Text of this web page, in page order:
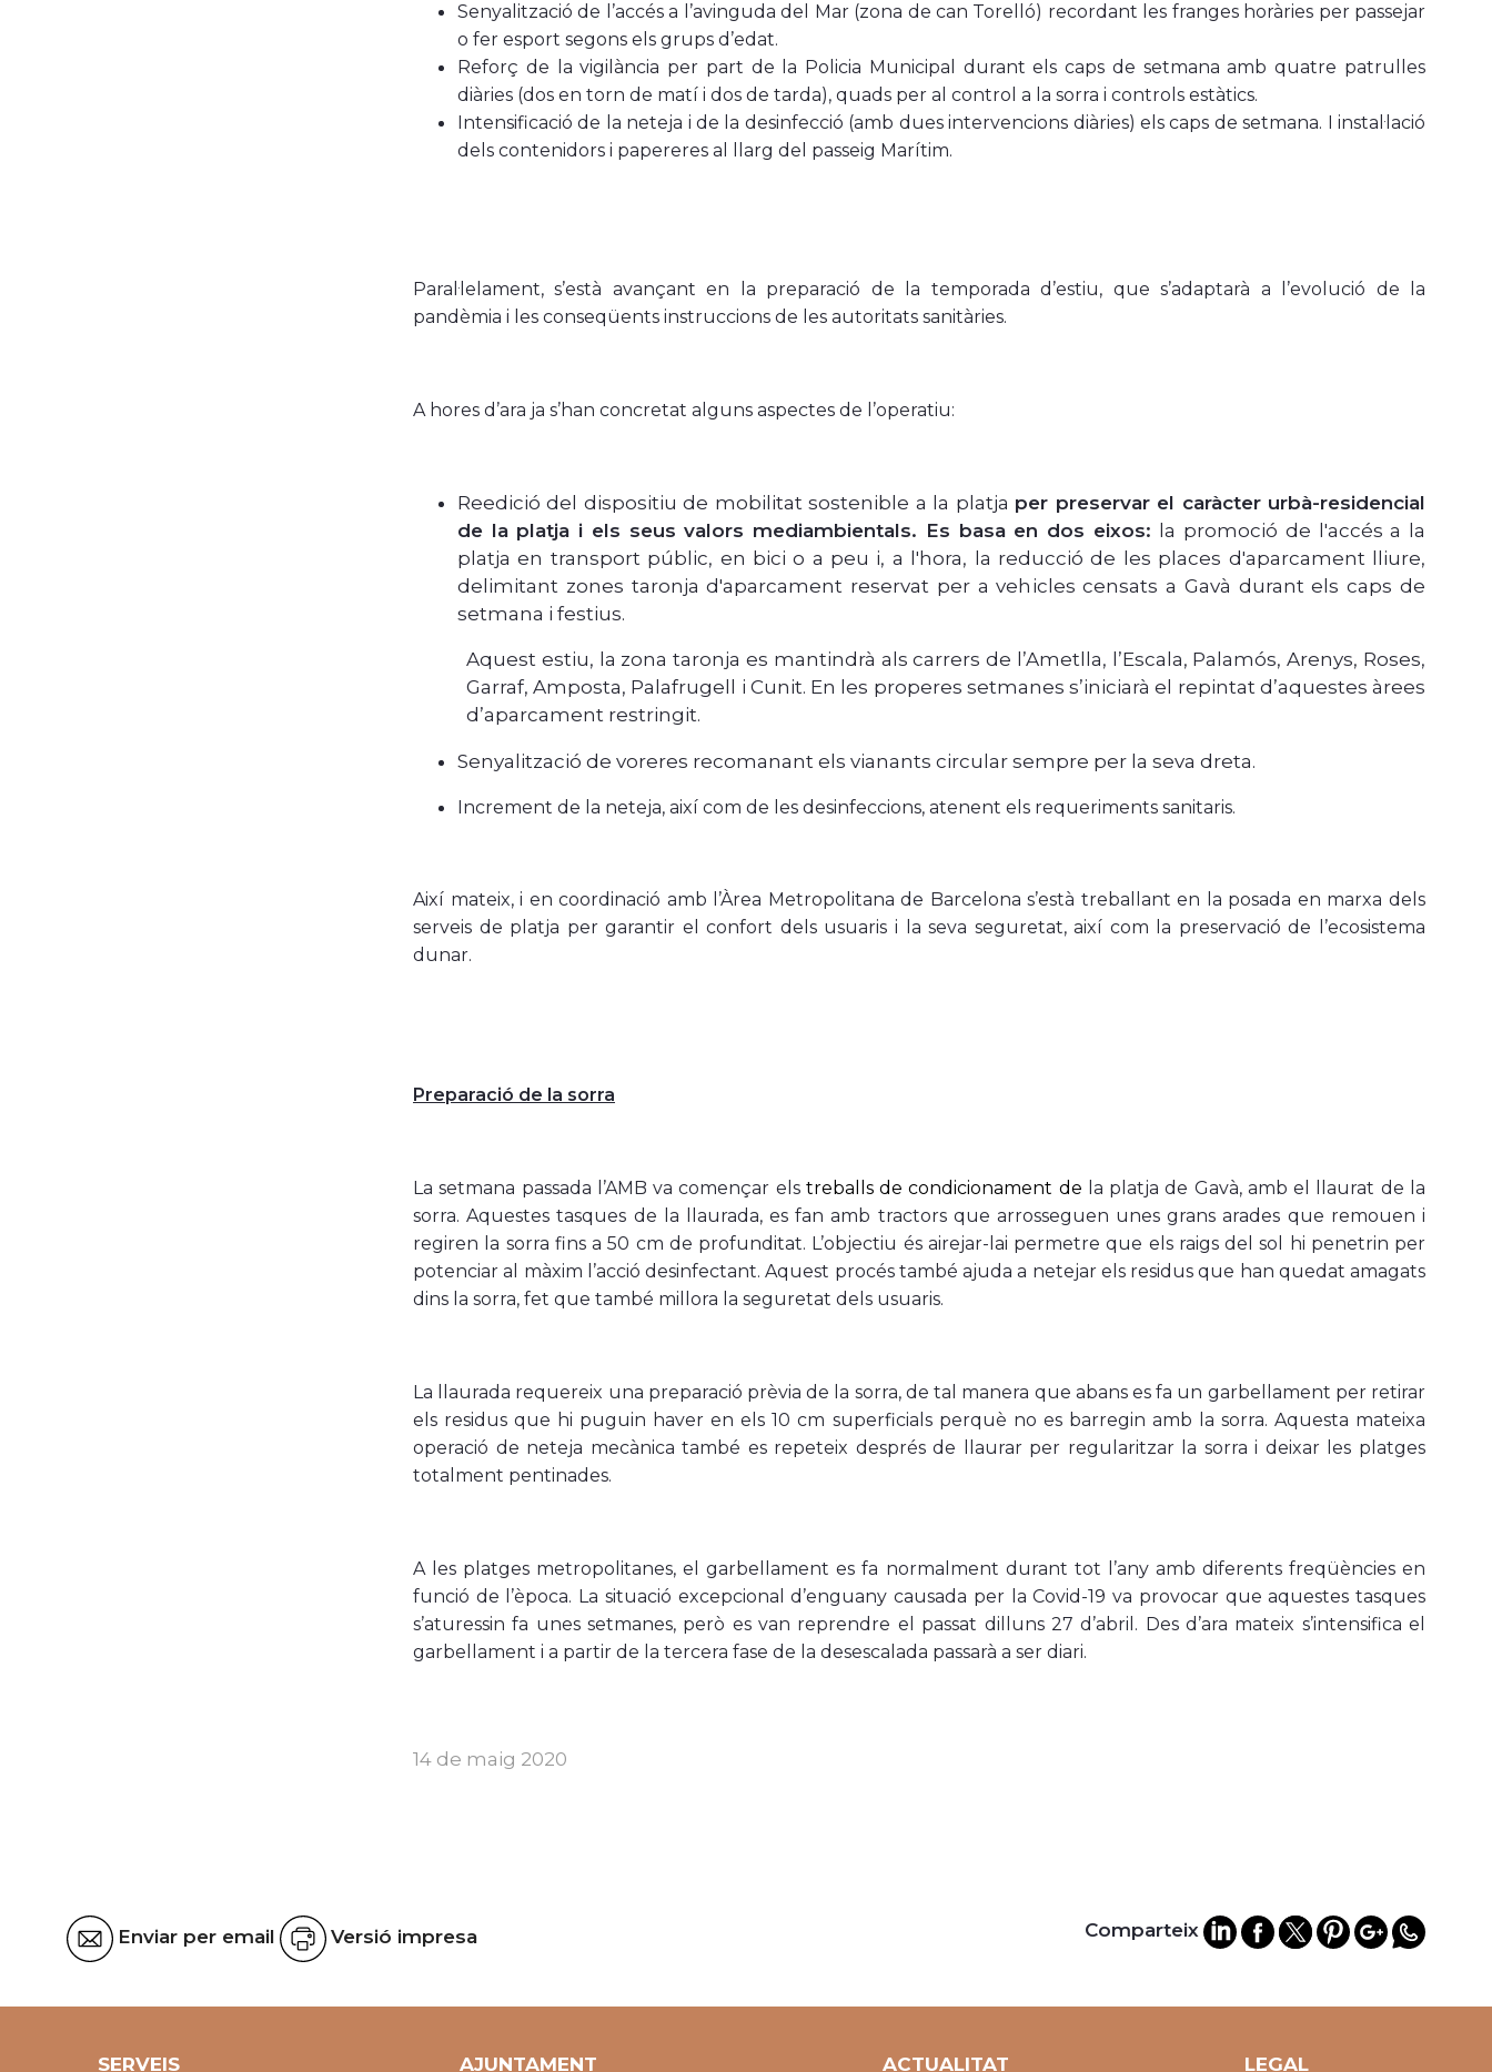
Senyalització de l’accés a l’avinguda del Mar (zona de can Torelló) recordant les franges horàries per passejar
o fer esport segons els grups d’edat.
Reforç de la vigilància per part de la Policia Municipal durant els caps de setmana amb quatre patrulles
diàries (dos en torn de matí i dos de tarda), quads per al control a la sorra i controls estàtics.
Intensificació de la neteja i de la desinfecció (amb dues intervencions diàries) els caps de setmana. I instal·lació
dels contenidors i papereres al llarg del passeig Marítim.
Paral·lelament, s’està avançant en la preparació de la temporada d’estiu, que s’adaptarà a l’evolució de la
pandèmia i les conseqüents instruccions de les autoritats sanitàries.
A hores d’ara ja s’han concretat alguns aspectes de l’operatiu:
Reedició del dispositiu de mobilitat sostenible a la platja per preservar el caràcter urbà-residencial
de la platja i els seus valors mediambientals. Es basa en dos eixos:
la promoció de l'accés a la
platja en transport públic, en bici o a peu i, a l'hora, la reducció de les places d'aparcament lliure,
delimitant zones taronja d'aparcament reservat per a vehicles censats a Gavà durant els caps de
setmana i festius.
Aquest estiu, la zona taronja es mantindrà als carrers de l’Ametlla, l’Escala, Palamós, Arenys, Roses,
Garraf, Amposta, Palafrugell i Cunit. En les properes setmanes s’iniciarà el repintat d’aquestes àrees
d’aparcament restringit.
Senyalització de voreres recomanant els vianants circular sempre per la seva dreta.
Increment de la neteja, així com de les desinfeccions, atenent els requeriments sanitaris.
Així mateix, i en coordinació amb l’Àrea Metropolitana de Barcelona s’està treballant en la posada en marxa dels
serveis de platja per garantir el confort dels usuaris i la seva seguretat, així com la preservació de l’ecosistema
dunar.
Preparació de la sorra
La setmana passada l’AMB va començar elstreballs de condicionament de la platja de Gavà, amb el llaurat de la
sorra. Aquestes tasques de la llaurada, es fan amb tractors que arrosseguen unes grans arades que remouen i
regiren la sorra fins a 50 cm de profunditat. L’objectiu és airejar-lai permetre que els raigs del sol hi penetrin per
potenciar al màxim l’acció desinfectant. Aquest procés també ajuda a netejar els residus que han quedat amagats
dins la sorra, fet que també millora la seguretat dels usuaris.
La llaurada requereix una preparació prèvia de la sorra, de tal manera que abans es fa un garbellament per retirar
els residus que hi puguin haver en els 10 cm superficials perquè no es barregin amb la sorra. Aquesta mateixa
operació de neteja mecànica també es repeteix després de llaurar per regularitzar la sorra i deixar les platges
totalment pentinades.
A les platges metropolitanes, el garbellament es fa normalment durant tot l’any amb diferents freqüències en
funció de l’època. La situació excepcional d’enguany causada per la Covid-19 va provocar que aquestes tasques
s’aturessin fa unes setmanes, però es van reprendre el passat dilluns 27 d’abril. Des d’ara mateix s’intensifica el
garbellament i a partir de la tercera fase de la desescalada passarà a ser diari.
14 de maig 2020
Enviar per email Versió impresa Comparteix
SERVEIS AJUNTAMENT ACTUALITAT LEGAL